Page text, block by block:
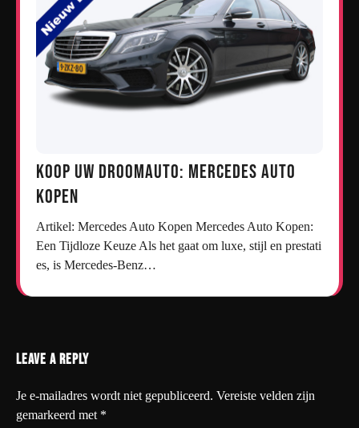
Koop uw droomauto: Mercedes auto
kopen
Artikel: Mercedes Auto Kopen Mercedes Auto Kopen:
Een Tijdloze Keuze Als het gaat om luxe, stijl en prestati
es, is Mercedes-Benz…
Leave a Reply
Je e-mailadres wordt niet gepubliceerd. Vereiste velden zijn
gemarkeerd met *